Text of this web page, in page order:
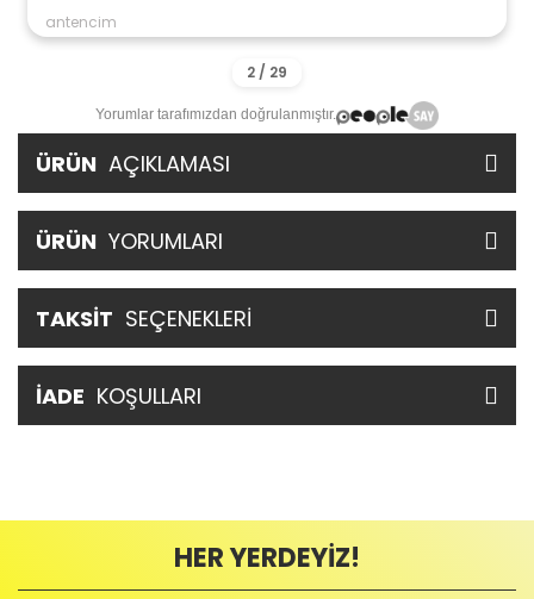
antencim
Yorumlar tarafımızdan doğrulanmıştır.
ÜRÜN AÇIKLAMASI
ÜRÜN YORUMLARI
TAKSİT SEÇENEKLERİ
İADE KOŞULLARI
HER YERDEYİZ!